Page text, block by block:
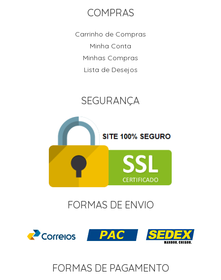
COMPRAS
Carrinho de Compras
Minha Conta
Minhas Compras
Lista de Desejos
SEGURANÇA
FORMAS DE ENVIO
FORMAS DE PAGAMENTO